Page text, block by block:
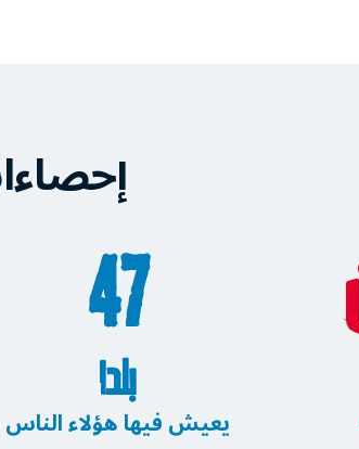
47
بلدا
يعيش فيها هؤلاء الناس